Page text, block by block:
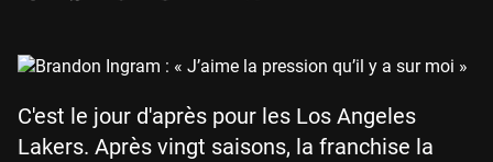
C'est le jour d'après pour les Los Angeles
Lakers. Après vingt saisons, la franchise la